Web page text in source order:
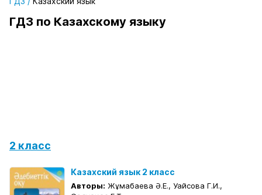
ГДЗ по Казахскому языку
2 класс
Казахский язык 2 класс
Авторы: Жұмабаева Ә.Е., Уайсова Г.И.,